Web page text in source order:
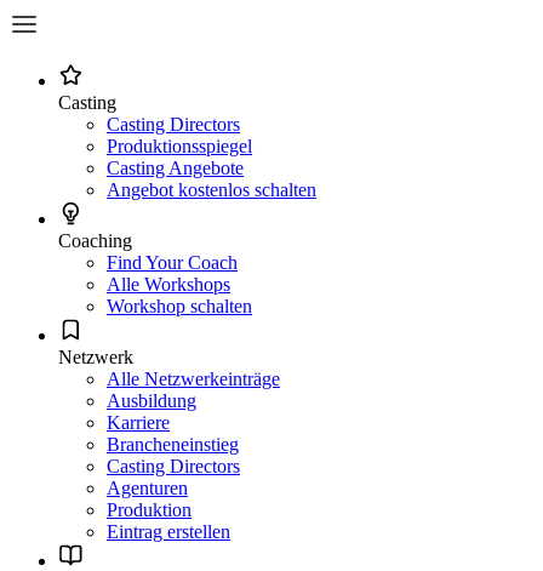
Casting
Casting Directors
Produktionsspiegel
Casting Angebote
Angebot kostenlos schalten
Coaching
Find Your Coach
Alle Workshops
Workshop schalten
Netzwerk
Alle Netzwerkeinträge
Ausbildung
Karriere
Brancheneinstieg
Casting Directors
Agenturen
Produktion
Eintrag erstellen